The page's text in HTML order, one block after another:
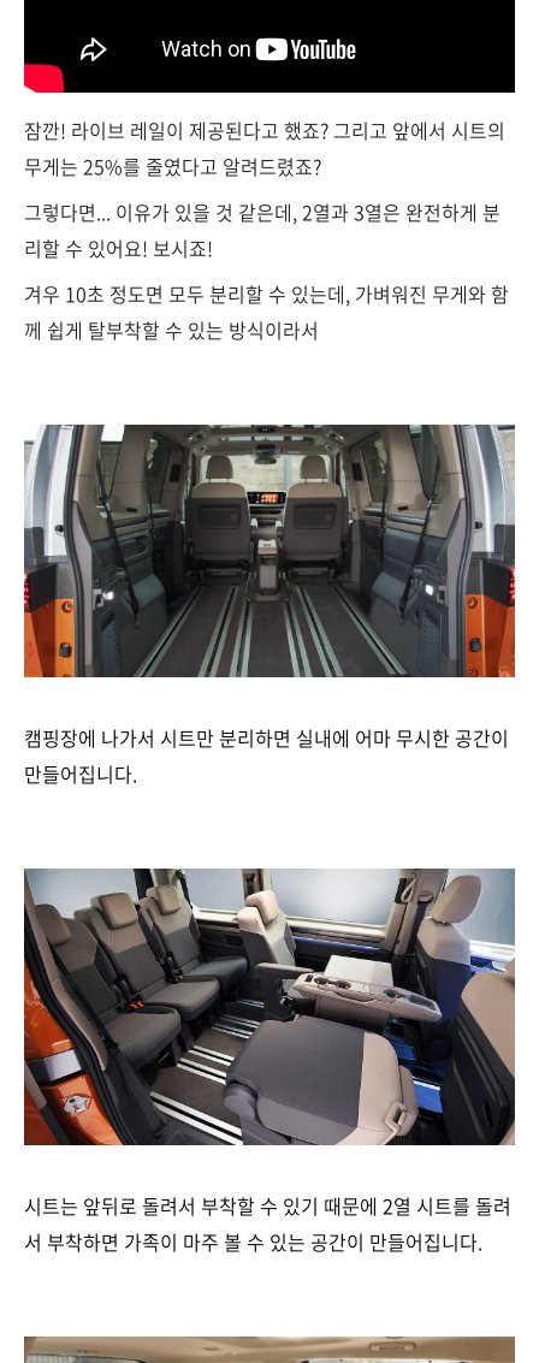
잠깐! 라이브 레일이 제공된다고 했죠? 그리고 앞에서 시트의
무게는 25%를 줄였다고 알려드렸죠?
그렇다면... 이유가 있을 것 같은데, 2열과 3열은 완전하게 분
리할 수 있어요! 보시죠!
겨우 10초 정도면 모두 분리할 수 있는데, 가벼워진 무게와 함
께 쉽게 탈부착할 수 있는 방식이라서
캠핑장에 나가서 시트만 분리하면 실내에 어마 무시한 공간이
만들어집니다.
시트는 앞뒤로 돌려서 부착할 수 있기 때문에 2열 시트를 돌려
서 부착하면 가족이 마주 볼 수 있는 공간이 만들어집니다.